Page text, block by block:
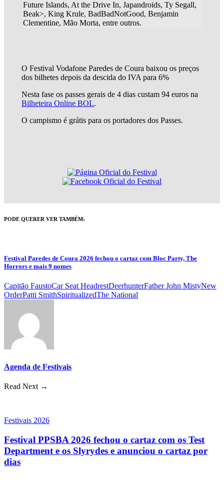
Future Islands, At the Drive In, Japandroids, Ty Segall,
Beak>, King Krule, BadBadNotGood, Benjamin
Clementine, Mão Morta, entre outros.
O Festival Vodafone Paredes de Coura baixou os preços
dos bilhetes depois da descida do IVA para 6%
Nesta fase os passes gerais de 4 dias custam 94 euros na
Bilheteira Online BOL.
O campismo é grátis para os portadores dos Passes.
PODE QUERER VER TAMBÉM:
Festival Paredes de Coura 2026 fechou o cartaz com Bloc Party, The
Horrors e mais 9 nomes
Capitão FaustoCar Seat HeadrestDeerhunterFather John MistyNew
OrderPatti SmithSpiritualizedThe National
Agenda de Festivais
Read Next →
Festivais 2026
Festival PPSBA 2026 fechou o cartaz com os Test
Department e os Slyrydes e anunciou o cartaz por
dias